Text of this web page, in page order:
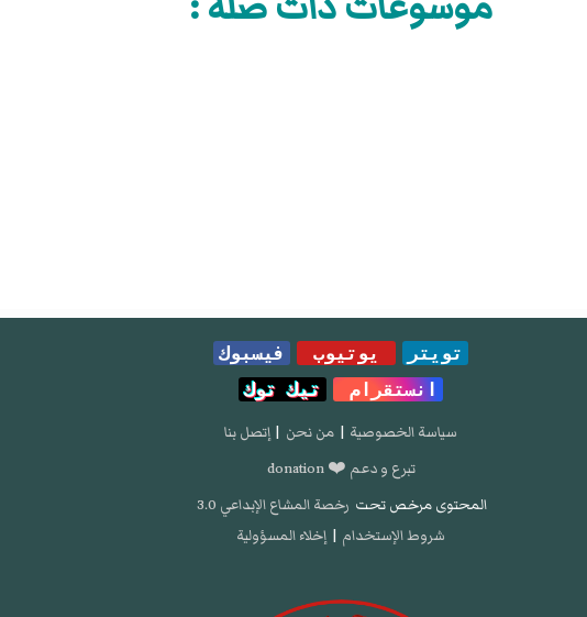
تويتر يوتيوب
فيسبوك
انستقرام
تيك توك
سياسة الخصوصية | من نحن | إتصل بنا
تبرع و دعم ❤️ donation
المحتوى مرخص تحت رخصة المشاع الإبداعي 3.0
شروط الإستخدام | إخلاء المسؤولية